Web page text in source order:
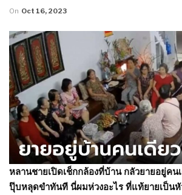
On Oct 16, 2023
หลานชายเปิดเช็กกล้องที่บ้าน กลัวยายอยู่คน
ปุ๊บหลุดขำทันที นี่ผมห่วงอะไร ที่แท้ยายเป็น